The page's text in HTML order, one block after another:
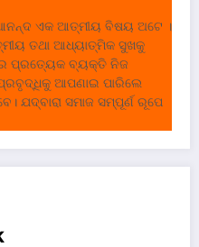
ଏକ ଆତ୍ମୀୟ ବିଷୟ ଅଟେ ।
ତଥା ଆଧ୍ୟାତ୍ମିକ ସୁଖକୁ
ପ୍ରତ୍ୟେକ ବ୍ୟକ୍ତି ନିଜ
ଆପଣାଇ ପାରିଲେ
ଯଦ୍ବାରା ସମାଜ ସମ୍ପୂର୍ଣ ରୂପେ